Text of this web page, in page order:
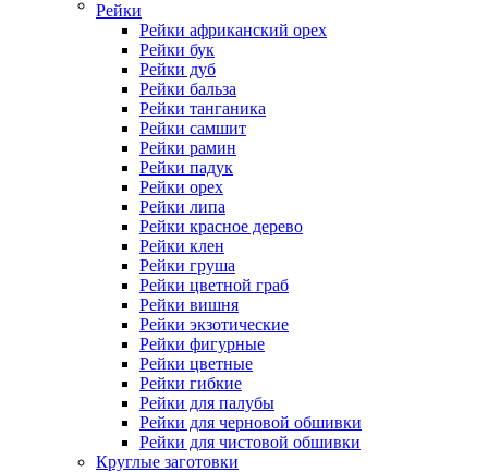
Рейки
Рейки африканский орех
Рейки бук
Рейки дуб
Рейки бальза
Рейки танганика
Рейки самшит
Рейки рамин
Рейки падук
Рейки орех
Рейки липа
Рейки красное дерево
Рейки клен
Рейки груша
Рейки цветной граб
Рейки вишня
Рейки экзотические
Рейки фигурные
Рейки цветные
Рейки гибкие
Рейки для палубы
Рейки для черновой обшивки
Рейки для чистовой обшивки
Круглые заготовки